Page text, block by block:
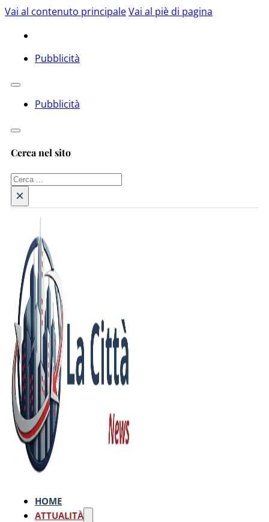
Vai al contenuto principaleVai al piè di pagina
Pubblicità
Pubblicità
Cerca nel sito
Cerca
×
HOME
ATTUALITÀ